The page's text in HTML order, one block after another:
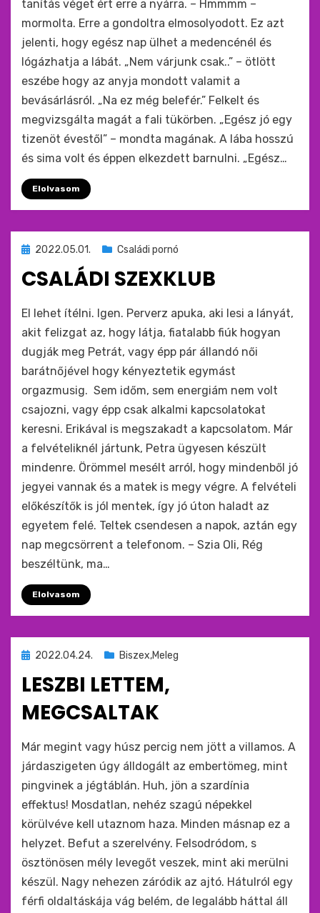
tanítás véget ért erre a nyárra. – Hmmmm –
mormolta. Erre a gondoltra elmosolyodott. Ez azt
jelenti, hogy egész nap ülhet a medencénél és
lógázhatja a lábát. „Nem várjunk csak..” – ötlött
eszébe hogy az anyja mondott valamit a
bevásárlásról. „Na ez még belefér.” Felkelt és
megvizsgálta magát a fali tükörben. „Egész jó egy
tizenöt évestől” – mondta magának. A lába hosszú
és sima volt és éppen elkezdett barnulni. „Egész…
Elolvasom
Beküldve
:
2022.05.01. Családi pornó
CSALÁDI SZEXKLUB
by monkey
El lehet ítélni. Igen. Perverz apuka, aki lesi a lányát,
akit felizgat az, hogy látja, fiatalabb fiúk hogyan
dugják meg Petrát, vagy épp pár állandó női
barátnőjével hogy kényeztetik egymást
orgazmusig. Sem időm, sem energiám nem volt
csajozni, vagy épp csak alkalmi kapcsolatokat
keresni. Erikával is megszakadt a kapcsolatom. Már
a felvételiknél jártunk, Petra ügyesen készült
mindenre. Örömmel mesélt arról, hogy mindenből jó
jegyei vannak és a matek is megy végre. A felvételi
előkészítők is jól mentek, így jó úton haladt az
egyetem felé. Teltek csendesen a napok, aztán egy
nap megcsörrent a telefonom. – Szia Oli, Rég
beszéltünk, ma…
Elolvasom
Beküldve
2022.04.24. Biszex,Meleg
LESZBI LETTEM,
MEGCSALTAK
monkey
Már megint vagy húsz percig nem jött a villamos. A
járdaszigeten úgy álldogált az embertömeg, mint
pingvinek a jégtáblán. Huh, jön a szardínia
effektus! Mosdatlan, nehéz szagú népekkel
körülvéve kell utaznom haza. Minden másnap ez a
helyzet. Befut a szerelvény. Felsodródom, s
ösztönösen mély levegőt veszek, mint aki merülni
készül. Nagy nehezen záródik az ajtó. Hátulról egy
férfi oldaltáskája vág belém, de legalább háttal áll